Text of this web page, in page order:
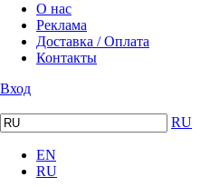
О нас
Реклама
Доставка / Оплата
Контакты
Вход
RU
EN
RU